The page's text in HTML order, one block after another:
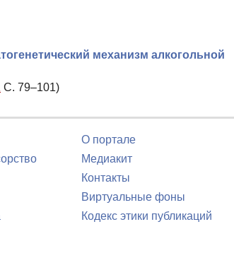
механизм алкогольной
С. 79–101)
О портале
Медиакит
Контакты
Виртуальные фоны
Кодекс этики публикаций